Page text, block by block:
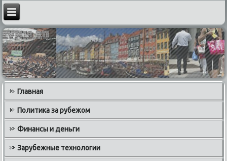
Главная
Политика за рубежом
Финансы и деньги
Зарубежные технологии